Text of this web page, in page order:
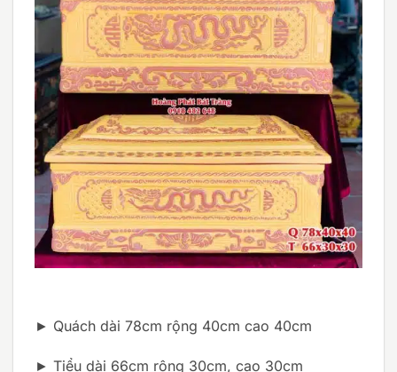
► Quách dài 78cm rộng 40cm cao 40cm
► Tiểu dài 66cm rộng 30cm, cao 30cm